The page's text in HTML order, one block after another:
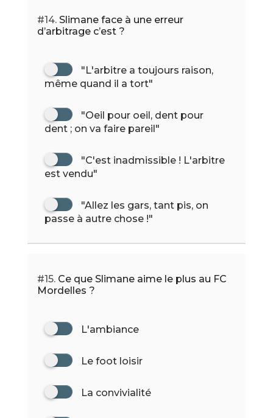
#14.Slimane face à une erreur
d’arbitrage c’est ?
"L'arbitre a toujours raison,
même quand il a tort"
"Oeil pour oeil, dent pour
dent ; on va faire pareil"
"C'est inadmissible ! L'arbitre
est vendu"
"Allez les gars, tant pis, on
passe à autre chose !"
#15.Ce que Slimane aime le plus au FC
Mordelles ?
L'ambiance
Le foot loisir
La convivialité